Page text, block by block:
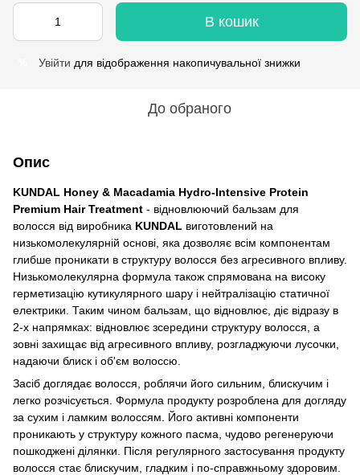
В кошик
Увійти для відображення накопичувальної знижки
До обраного
Опис
KUNDAL Honey & Macadamia Hydro-Intensive Protein
Premium Hair Treatment - відновлюючий бальзам для
волосся від виробника KUNDAL виготовлений на
низькомолекулярній основі, яка дозволяє всім компонентам
глибше проникати в структуру волосся без агресивного впливу.
Низькомолекулярна формула також спрямована на високу
герметизацію кутикулярного шару і нейтралізацію статичної
електрики. Таким чином бальзам, що відновлює, діє відразу в
2-х напрямках: відновлює зсередини структуру волосся, а
зовні захищає від агресивного впливу, розгладжуючи лусочки,
надаючи блиск і об'єм волоссю.
Засіб доглядає волосся, роблячи його сильним, блискучим і
легко розчісується. Формула продукту розроблена для догляду
за сухим і ламким волоссям. Його активні компоненти
проникають у структуру кожного пасма, чудово регенеруючи
пошкоджені ділянки. Після регулярного застосування продукту
волосся стає блискучим, гладким і по-справжньому здоровим.